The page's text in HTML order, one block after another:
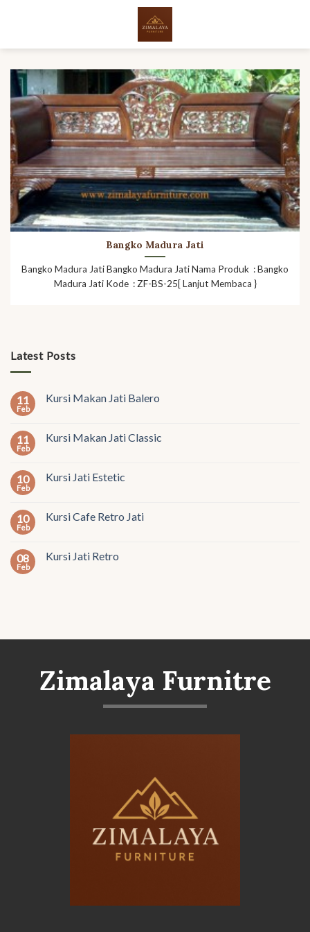
Latest Posts
11
Feb
Kursi Makan Jati Balero
11
Feb
Kursi Makan Jati Classic
10
Feb
Kursi Jati Estetic
10
Feb
Kursi Cafe Retro Jati
08
Feb
Kursi Jati Retro
Bangko Madura Jati
Bangko Madura Jati Bangko Madura Jati Nama Produk : Bangko
Madura Jati Kode : ZF-BS-25[ Lanjut Membaca }
Zimalaya Furnitre